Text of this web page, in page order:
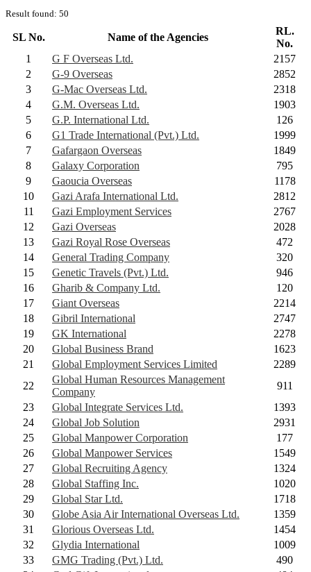
Result found: 50
SL No. Name of the Agencies
RL.
No.
1
G F Overseas Ltd.
2157
2
G-9 Overseas
2852
3
G-Mac Overseas Ltd.
2318
4
G.M. Overseas Ltd.
1903
5
G.P. International Ltd.
126
6
G1 Trade International (Pvt.) Ltd.
1999
7
Gafargaon Overseas
1849
8
Galaxy Corporation
795
9
Gaoucia Overseas
1178
10
Gazi Arafa International Ltd.
2812
11
Gazi Employment Services
2767
12
Gazi Overseas
2028
13
Gazi Royal Rose Overseas
472
14
General Trading Company
320
15
Genetic Travels (Pvt.) Ltd.
946
16
Gharib & Company Ltd.
120
17
Giant Overseas
2214
18
Gibril International
2747
19
GK International
2278
20
Global Business Brand
1623
21
Global Employment Services Limited
2289
22
Global Human Resources Management
Company
911
23
Global Integrate Services Ltd.
1393
24
Global Job Solution
2931
25
Global Manpower Corporation
177
26
Global Manpower Services
1549
27
Global Recruiting Agency
1324
28
Global Staffing Inc.
1020
29
Global Star Ltd.
1718
30
Globe Asia Air International Overseas Ltd.
1359
31
Glorious Overseas Ltd.
1454
32
Glydia International
1009
33
GMG Trading (Pvt.) Ltd.
490